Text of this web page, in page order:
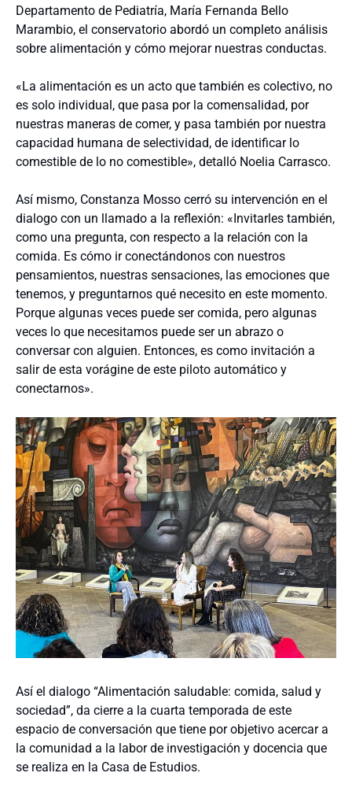
Departamento de Pediatría, María Fernanda Bello
Marambio, el conservatorio abordó un completo análisis
sobre alimentación y cómo mejorar nuestras conductas.
«La alimentación es un acto que también es colectivo, no
es solo individual, que pasa por la comensalidad, por
nuestras maneras de comer, y pasa también por nuestra
capacidad humana de selectividad, de identificar lo
comestible de lo no comestible», detalló Noelia Carrasco.
Así mismo, Constanza Mosso cerró su intervención en el
dialogo con un llamado a la reflexión: «Invitarles también,
como una pregunta, con respecto a la relación con la
comida. Es cómo ir conectándonos con nuestros
pensamientos, nuestras sensaciones, las emociones que
tenemos, y preguntarnos qué necesito en este momento.
Porque algunas veces puede ser comida, pero algunas
veces lo que necesitamos puede ser un abrazo o
conversar con alguien. Entonces, es como invitación a
salir de esta vorágine de este piloto automático y
conectarnos».
Así el dialogo “Alimentación saludable: comida, salud y
sociedad”, da cierre a la cuarta temporada de este
espacio de conversación que tiene por objetivo acercar a
la comunidad a la labor de investigación y docencia que
se realiza en la Casa de Estudios.